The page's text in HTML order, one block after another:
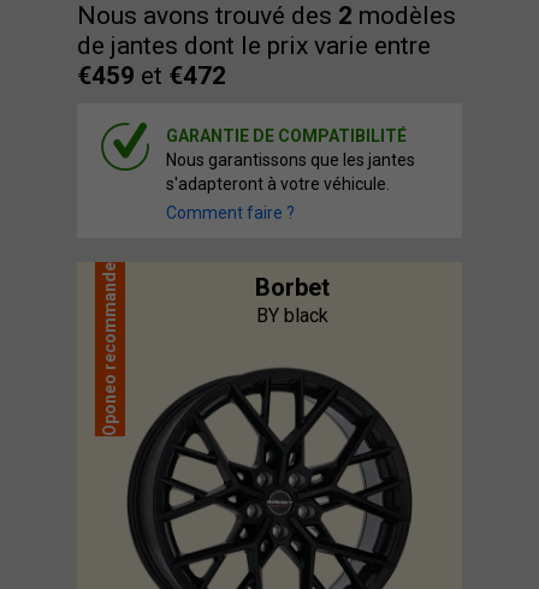
Nous avons trouvé des 2 modèles
de jantes dont le prix varie entre
€459 et €472
GARANTIE DE COMPATIBILITÉ
Nous garantissons que les jantes
s'adapteront à votre véhicule.
Comment faire ?
Borbet
BY black
Oponeo
recommande